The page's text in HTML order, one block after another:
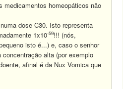
medicamentos homeopáticos não
dose C30. Isto representa
1x10-59!!! (nós,
isto é...) e, caso o senhor
concentração alta (por exemplo
afinal é da Nux Vomica que